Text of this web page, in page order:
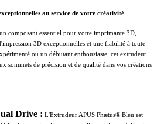
au service de votre créativité
composant essentiel pour votre imprimante 3D,
3D exceptionnelles et une fiabilité à toute
ou un débutant enthousiaste, cet extrudeur
sommets de précision et de qualité dans vos créations
Drive : L'Extrudeur APUS Phætus® Bleu est